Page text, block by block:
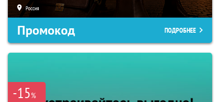
Россия
Промокод ПОДРОБНЕЕ
-15%